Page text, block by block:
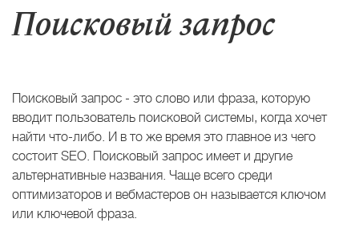
Поисковый запрос
Поисковый запрос - это слово или фраза, которую
вводит пользователь поисковой системы, когда хочет
найти что-либо. И в то же время это главное из чего
состоит SEO. Поисковый запрос имеет и другие
альтернативные названия. Чаще всего среди
оптимизаторов и вебмастеров он называется ключом
или ключевой фраза.